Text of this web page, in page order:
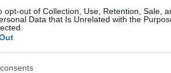
opt-out of Collection, Use, Retention, Sale,
Data that Is Unrelated with the
την προσπάθεια για σουτ του